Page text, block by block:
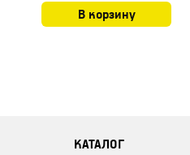
В корзину
КАТАЛОГ